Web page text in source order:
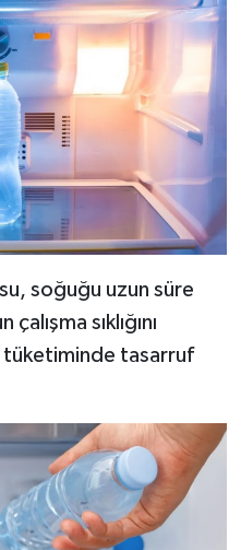
soğuğu uzun süre
sıklığını
tüketiminde tasarruf